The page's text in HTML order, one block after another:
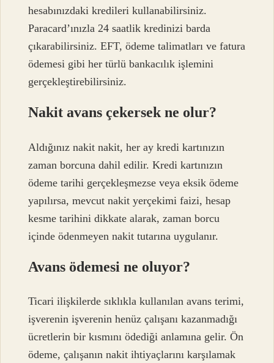
hesabınızdaki kredileri kullanabilirsiniz.
Paracard’ınızla 24 saatlik kredinizi barda
çıkarabilirsiniz. EFT, ödeme talimatları ve fatura
ödemesi gibi her türlü bankacılık işlemini
gerçekleştirebilirsiniz.
Nakit avans çekersek ne olur?
Aldığınız nakit nakit, her ay kredi kartınızın
zaman borcuna dahil edilir. Kredi kartınızın
ödeme tarihi gerçekleşmezse veya eksik ödeme
yapılırsa, mevcut nakit yerçekimi faizi, hesap
kesme tarihini dikkate alarak, zaman borcu
içinde ödenmeyen nakit tutarına uygulanır.
Avans ödemesi ne oluyor?
Ticari ilişkilerde sıklıkla kullanılan avans terimi,
işverenin işverenin henüz çalışanı kazanmadığı
ücretlerin bir kısmını ödediği anlamına gelir. Ön
ödeme, çalışanın nakit ihtiyaçlarını karşılamak